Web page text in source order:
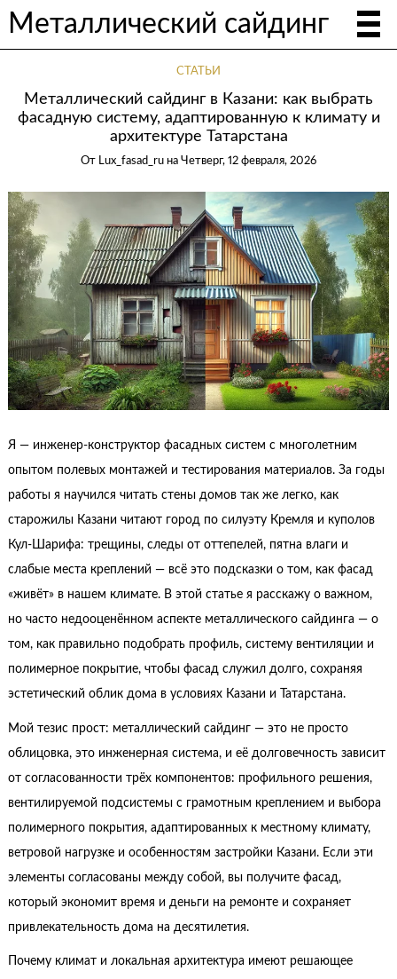
Металлический сайдинг
СТАТЬИ
Металлический сайдинг в Казани: как выбрать
фасадную систему, адаптированную к климату и
архитектуре Татарстана
От Lux_fasad_ru на Четверг, 12 февраля, 2026
Я — инженер-конструктор фасадных систем с многолетним
опытом полевых монтажей и тестирования материалов. За годы
работы я научился читать стены домов так же легко, как
старожилы Казани читают город по силуэту Кремля и куполов
Кул-Шарифа: трещины, следы от оттепелей, пятна влаги и
слабые места креплений — всё это подсказки о том, как фасад
«живёт» в нашем климате. В этой статье я расскажу о важном,
но часто недооценённом аспекте металлического сайдинга — о
том, как правильно подобрать профиль, систему вентиляции и
полимерное покрытие, чтобы фасад служил долго, сохраняя
эстетический облик дома в условиях Казани и Татарстана.
Мой тезис прост: металлический сайдинг — это не просто
облицовка, это инженерная система, и её долговечность зависит
от согласованности трёх компонентов: профильного решения,
вентилируемой подсистемы с грамотным креплением и выбора
полимерного покрытия, адаптированных к местному климату,
ветровой нагрузке и особенностям застройки Казани. Если эти
элементы согласованы между собой, вы получите фасад,
который экономит время и деньги на ремонте и сохраняет
привлекательность дома на десятилетия.
Почему климат и локальная архитектура имеют решающее